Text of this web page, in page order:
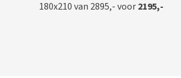
180x210 van 2895,- voor2195,-